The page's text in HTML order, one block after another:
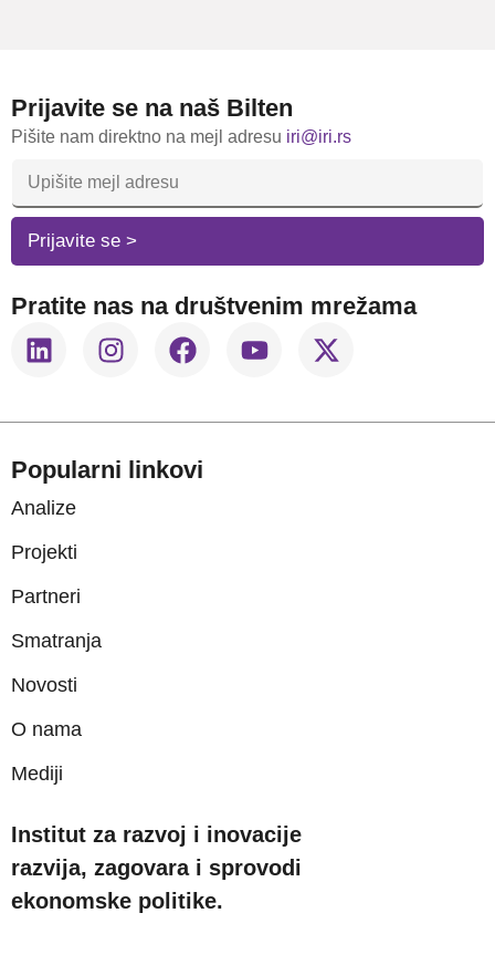
Prijavite se na naš Bilten
Pišite nam direktno na mejl adresu iri@iri.rs
M
A
D
*
Prijavite se >
Pratite nas na društvenim mrežama
Popularni linkovi
Analize
Projekti
Partneri
Smatranja
Novosti
O nama
Mediji
Institut za razvoj i inovacije
razvija, zagovara i sprovodi
ekonomske politike.